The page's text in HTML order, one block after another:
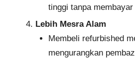
tinggi tanpa
Lebih Mesra Alam
Membeli refurbished
mengurangkan